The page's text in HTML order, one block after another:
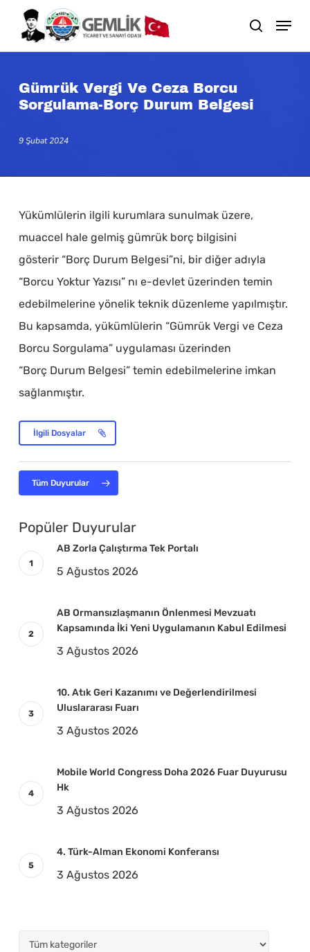
main
search
Gümrük Vergi Ve Ceza Borcu
Sorgulama-Borç Durum Belgesi
9 Şubat 2024
Yükümlülerin ilgili kurumlara sunulmak üzere,
muaccel hale gelmiş gümrük borç bilgisini
gösterir “Borç Durum Belgesi”ni, bir diğer adıyla
“Borcu Yoktur Yazısı” nı e-devlet üzerinden temin
edebilmelerine yönelik teknik düzenleme yapılmıştır.
Bu kapsamda, yükümlülerin “Gümrük Vergi ve Ceza
Borcu Sorgulama” uygulaması üzerinden
“Borç Durum Belgesi” temin edebilmelerine imkan
sağlanmıştır.
İlgili Dosyalar
Tüm Duyurular
Popüler Duyurular
AB Zorla Çalıştırma Tek Portalı
5 Ağustos 2026
AB Ormansızlaşmanın Önlenmesi Mevzuatı
Kapsamında İki Yeni Uygulamanın Kabul Edilmesi
3 Ağustos 2026
10. Atık Geri Kazanımı ve Değerlendirilmesi
Uluslararası Fuarı
3 Ağustos 2026
Mobile World Congress Doha 2026 Fuar Duyurusu
Hk
3 Ağustos 2026
4. Türk-Alman Ekonomi Konferansı
3 Ağustos 2026